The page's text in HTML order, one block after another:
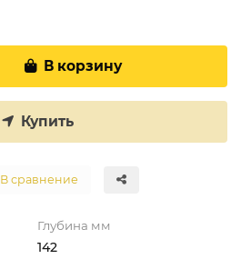
В корзину
Купить
В сравнение
Глубина мм
142